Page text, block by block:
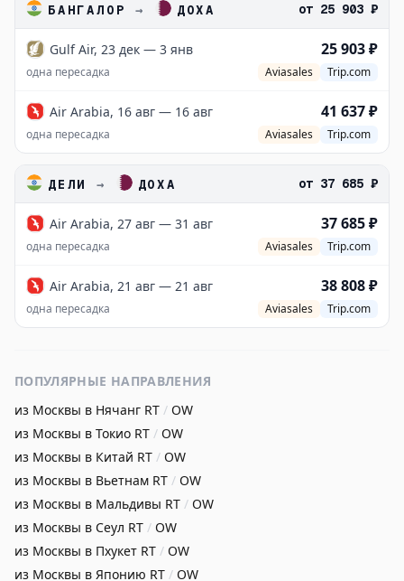
БАНГАЛОР → ДОХА от 25 903 ₽
Gulf Air, 23 дек — 3 янв 25 903 ₽
одна пересадка Aviasales Trip.com
Air Arabia, 16 авг — 16 авг 41 637 ₽
одна пересадка Aviasales Trip.com
ДЕЛИ → ДОХА от 37 685 ₽
Air Arabia, 27 авг — 31 авг 37 685 ₽
одна пересадка Aviasales Trip.com
Air Arabia, 21 авг — 21 авг 38 808 ₽
одна пересадка Aviasales Trip.com
ПОПУЛЯРНЫЕ НАПРАВЛЕНИЯ
из Москвы в Нячанг RT / OW
из Москвы в Токио RT / OW
из Москвы в Китай RT / OW
из Москвы в Вьетнам RT / OW
из Москвы в Мальдивы RT / OW
из Москвы в Сеул RT / OW
из Москвы в Пхукет RT / OW
из Москвы в Японию RT / OW